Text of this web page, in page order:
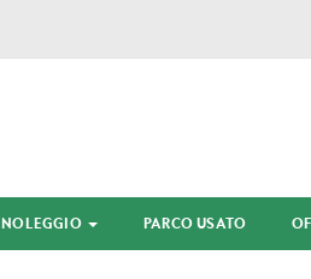
NOLEGGIO PARCO USATO